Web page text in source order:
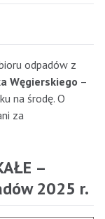
odpadów z
Węgierskiego –
na środę. O
za
–
2025 r.